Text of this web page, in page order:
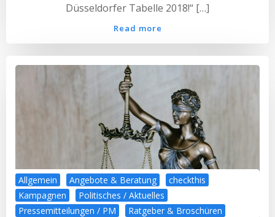
Düsseldorfer Tabelle 2018!“ […]
Read more
Allgemein Angebote & Beratung
checkthis
Kampagnen
Politisches / Aktuelles
Pressemitteilungen / PM
Ratgeber & Broschüren